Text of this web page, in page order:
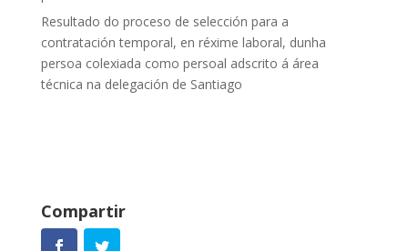
Resultado do proceso de selección para a
contratación temporal, en réxime laboral, dunha
persoa colexiada como persoal adscrito á área
técnica na delegación de Santiago
Compartir